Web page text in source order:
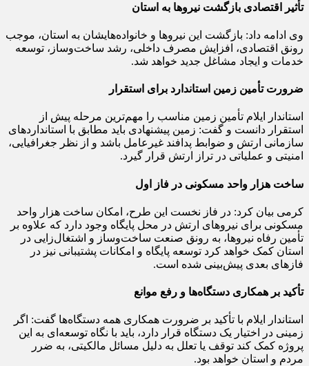
تأثیر اقتصادی بازگشت نیروها به استان
وی ادامه داد: بازگشت این نیروها و خانواده‌هایشان به استان، موجب
رونق اقتصادی، افزایش مصرف داخلی، رشد ساخت‌وساز، توسعه
خدمات و ایجاد مشاغل جدید خواهد شد.
ضرورت تأمین زمین استاندارد برای استقرار
استاندار ایلام تأمین زمین مناسب را مهم‌ترین مرحله پیش از
استقرار دانست و گفت: زمین پیشنهادی باید مطابق با استانداردهای
سازمانی ارتش و ضوابط پدافند غیرعامل باشد و از نظر جغرافیایی،
امنیتی و عملیاتی در تراز ارتش قرار گیرد.
ساخت هزار واحد مسکونی در فاز اول
کرمی بیان کرد: در فاز نخست این طرح، امکان ساخت هزار واحد
مسکونی برای نیروهای ارتش در محل پایگاه وجود دارد که علاوه بر
تأمین رفاه نیروها، به رونق صنعت ساخت‌وساز و اشتغال‌زایی در
استان کمک خواهد کرد توسعه پایگاه و امکانات پشتیبانی نیز در
فازهای بعدی پیش‌بینی شده است.
تأکید بر همکاری دستگاه‌ها و رفع موانع
استاندار ایلام با تأکید بر ضرورت همکاری همه دستگاه‌ها گفت: اگر
زمینی در اختیار یک دستگاه قرار دارد، باید با نگاه توسعه‌ای به این
پروژه کمک کند توقف یا تعلل به دلیل مسائل مالکیتی، به ضرر
مردم و استان خواهد بود.